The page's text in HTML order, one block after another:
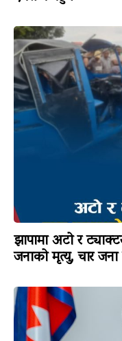
झापामा अटो र
जनाको मृत्यु, चार